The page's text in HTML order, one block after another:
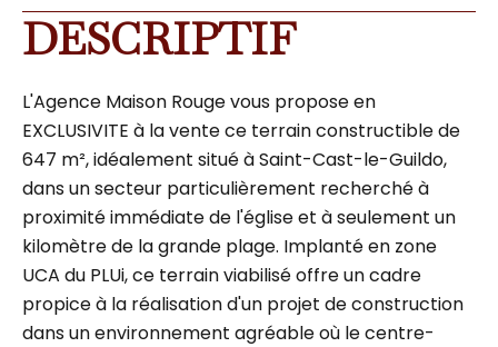
DESCRIPTIF
L'Agence Maison Rouge vous propose en
EXCLUSIVITE à la vente ce terrain constructible de
647 m², idéalement situé à Saint-Cast-le-Guildo,
dans un secteur particulièrement recherché à
proximité immédiate de l'église et à seulement un
kilomètre de la grande plage. Implanté en zone
UCA du PLUi, ce terrain viabilisé offre un cadre
propice à la réalisation d'un projet de construction
dans un environnement agréable où le centre-